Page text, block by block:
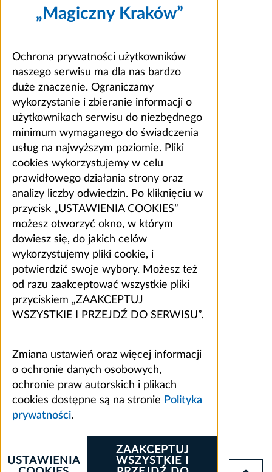
„Magiczny Kraków”
Ochrona prywatności użytkowników
naszego serwisu ma dla nas bardzo
duże znaczenie. Ograniczamy
wykorzystanie i zbieranie informacji o
użytkownikach serwisu do niezbędnego
minimum wymaganego do świadczenia
usług na najwyższym poziomie. Pliki
cookies wykorzystujemy w celu
prawidłowego działania strony oraz
analizy liczby odwiedzin. Po kliknięciu w
przycisk „USTAWIENIA COOKIES”
możesz otworzyć okno, w którym
dowiesz się, do jakich celów
wykorzystujemy pliki cookie, i
potwierdzić swoje wybory. Możesz też
od razu zaakceptować wszystkie pliki
przyciskiem „ZAAKCEPTUJ
WSZYSTKIE I PRZEJDŹ DO SERWISU”.
Zmiana ustawień oraz więcej informacji
o ochronie danych osobowych,
ochronie praw autorskich i plikach
cookies dostępne są na stronie Polityka
prywatności.
ZAAKCEPTUJ
WSZYSTKIE I
USTAWIENIA